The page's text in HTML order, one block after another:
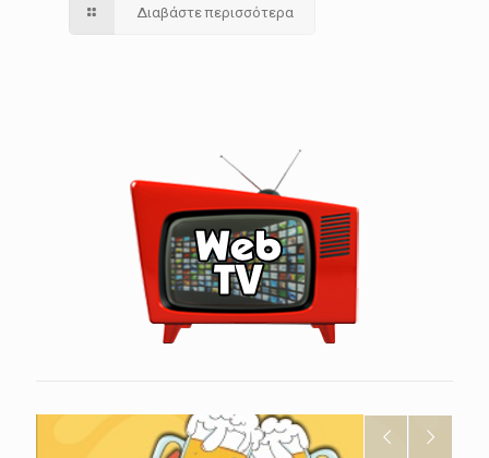
Διαβάστε περισσότερα